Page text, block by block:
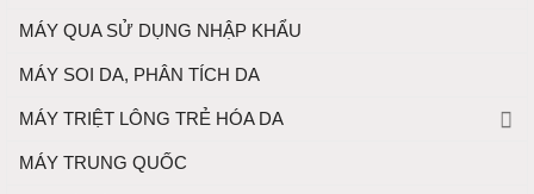
MÁY QUA SỬ DỤNG NHẬP KHẨU
MÁY SOI DA, PHÂN TÍCH DA
MÁY TRIỆT LÔNG TRẺ HÓA DA
MÁY TRUNG QUỐC